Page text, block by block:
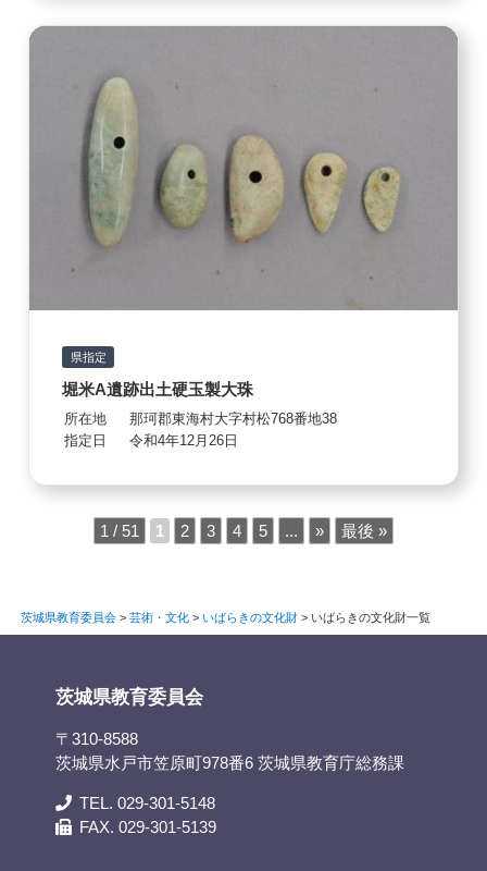
県指定
堀米A遺跡出土硬玉製大珠
所在地
那珂郡東海村大字村松768番地38
指定日
令和4年12月26日
1 / 51 1 2 3 4 5 ... » 最後 »
茨城県教育委員会> 芸術・文化> いばらきの文化財> いばらきの文化財一覧
茨城県教育委員会
〒310-8588
茨城県水戸市笠原町978番6 茨城県教育庁総務課
TEL. 029-301-5148
FAX. 029-301-5139